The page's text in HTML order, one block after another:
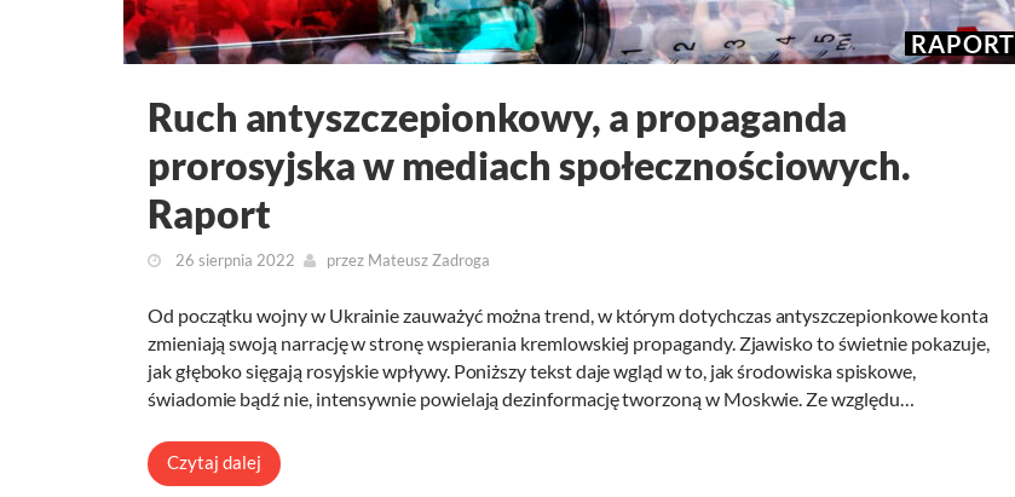
RAPORT
Ruch antyszczepionkowy, a propaganda
prorosyjska w mediach społecznościowych.
Raport
26 sierpnia 2022 przez Mateusz Zadroga
Od początku wojny w Ukrainie zauważyć można trend, w którym dotychczas antyszczepionkowe konta
zmieniają swoją narrację w stronę wspierania kremlowskiej propagandy. Zjawisko to świetnie pokazuje,
jak głęboko sięgają rosyjskie wpływy. Poniższy tekst daje wgląd w to, jak środowiska spiskowe,
świadomie bądź nie, intensywnie powielają dezinformację tworzoną w Moskwie. Ze względu…
Czytaj dalej